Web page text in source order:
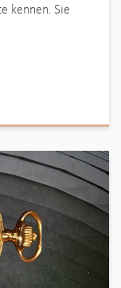
kennen. Sie